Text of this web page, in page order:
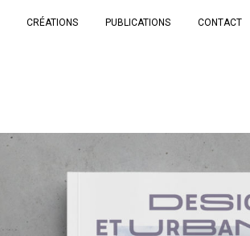
CRÉATIONS PUBLICATIONS CONTACT